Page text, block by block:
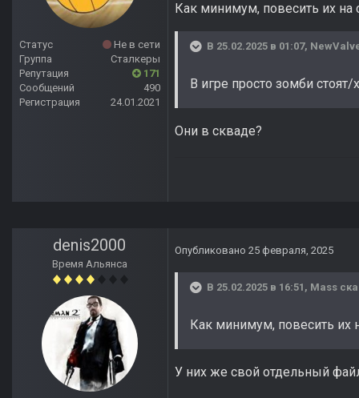
Статус
Не в сети
Группа
Сталкеры
Репутация
171
Сообщений
490
Регистрация
24.01.2021
Как минимум, повесить их на
В 25.02.2025 в 01:07,
В игре просто зомби
Они в скваде?
denis2000
Время Альянса
Опубликовано 25 февраля, 2025
В 25.02.2025 в 16:51, Mass
Как минимум, повесить их
У них же свой отдельный